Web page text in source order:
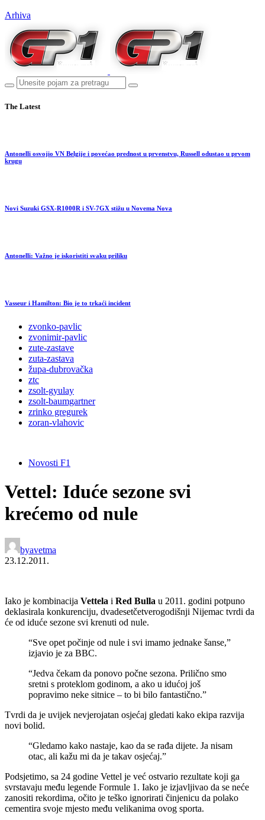
Arhiva
The Latest
Antonelli osvojio VN Belgije i povećao prednost u prvenstvu, Russell odustao u prvom
krugu
Novi Suzuki GSX-R1000R i SV-7GX stižu u Novema Nova
Antonelli: Važno je iskoristiti svaku priliku
Vasseur i Hamilton: Bio je to trkaći incident
zvonko-pavlic
zvonimir-pavlic
zute-zastave
zuta-zastava
župa-dubrovačka
ztc
zsolt-gyulay
zsolt-baumgartner
zrinko gregurek
zoran-vlahovic
Novosti F1
Vettel: Iduće sezone svi
krećemo od nule
byavetma
23.12.2011.
Iako je kombinacija Vettela i Red Bulla u 2011. godini potpuno
deklasirala konkurenciju, dvadesetčetverogodišnji Nijemac tvrdi da
će od iduće sezone svi krenuti od nule.
“Sve opet počinje od nule i svi imamo jednake šanse,”
izjavio je za BBC.
“Jedva čekam da ponovo počne sezona. Prilično smo
sretni s proteklom godinom, a ako u idućoj još
popravimo neke sitnice – to bi bilo fantastično.”
Tvrdi da je uvijek nevjerojatan osjećaj gledati kako ekipa razvija
novi bolid.
“Gledamo kako nastaje, kao da se rađa dijete. Ja nisam
otac, ali kažu mi da je takav osjećaj.”
Podsjetimo, sa 24 godine Vettel je već ostvario rezultate koji ga
svrstavaju među legende Formule 1. Iako je izjavljivao da se neće
zanositi rekordima, očito je teško ignorirati činjenicu da polako
cementira svoje mjesto među velikanima ovog sporta.